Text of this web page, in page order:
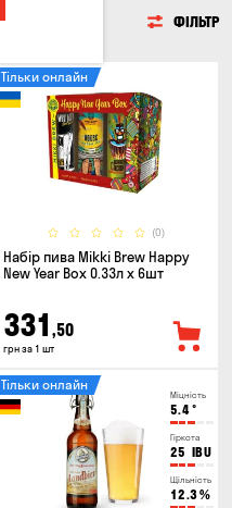
ФІЛЬТР
(0)
Тільки онлайн
Набір пива Mikki Brew Happy
New Year Box 0.33л x 6шт
331 ,50
грн за 1 шт
Міцність
5.4°
Гіркота
25 IBU
Щільність
12.3%
Тільки онлайн